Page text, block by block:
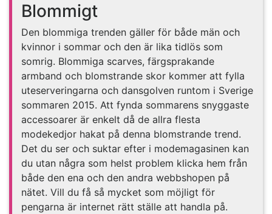
Blommigt
Den blommiga trenden gäller för både män och
kvinnor i sommar och den är lika tidlös som
somrig. Blommiga scarves, färgsprakande
armband och blomstrande skor kommer att fylla
uteserveringarna och dansgolven runtom i Sverige
sommaren 2015. Att fynda sommarens snyggaste
accessoarer är enkelt då de allra flesta
modekedjor hakat på denna blomstrande trend.
Det du ser och suktar efter i modemagasinen kan
du utan några som helst problem klicka hem från
både den ena och den andra webbshopen på
nätet. Vill du få så mycket som möjligt för
pengarna är internet rätt ställe att handla på.